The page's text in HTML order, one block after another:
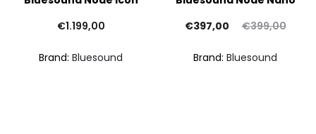
€1.199,00
Brand: Bluesound
€399,00
Il
€397,00
Brand: Bluesound